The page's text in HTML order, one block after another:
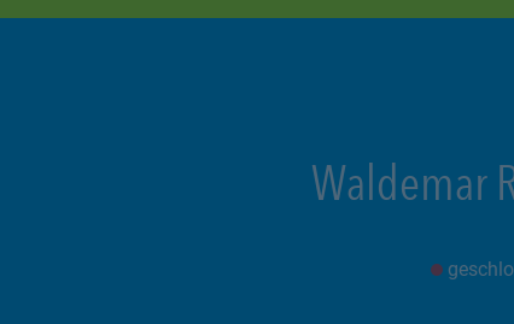
Waldemar